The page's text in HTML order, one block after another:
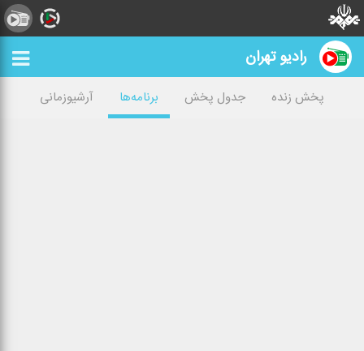
رادیو تهران
پخش زنده جدول پخش برنامه‌ها آرشیوزمانی